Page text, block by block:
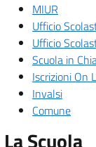
MIUR
Ufficio
Ufficio
Scuola in
Iscrizioni On
Invalsi
Comune